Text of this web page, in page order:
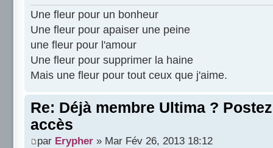
Une fleur pour un bonheur
Une fleur pour apaiser une peine
une fleur pour l'amour
Une fleur pour supprimer la haine
Mais une fleur pour tout ceux que j'aime.
Re: Déjà membre Ultima ?
accès
par Erypher » Mar Fév 26, 2013 18:12